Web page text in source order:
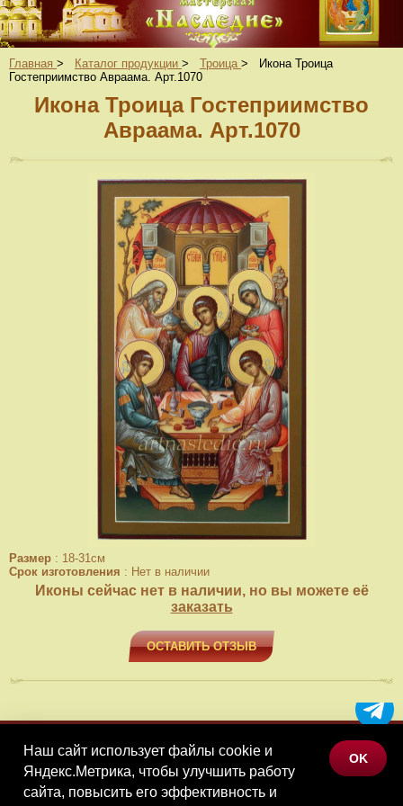
Главная > Каталог продукции > Троица >
Икона Троица
Гостеприимство Авраама. Арт.1070
Икона Троица Гостеприимство
Авраама. Арт.1070
Размер : 18-31см
Срок изготовления : Нет в наличии
Иконы сейчас нет в наличии, но вы можете её
заказать
ОСТАВИТЬ ОТЗЫВ
МЕНЮ
КАТАЛОГ ТОВАРОВ
Наш сайт использует файлы cookie и
Яндекс.Метрика, чтобы улучшить работу
сайта, повысить его эффективность и
OK